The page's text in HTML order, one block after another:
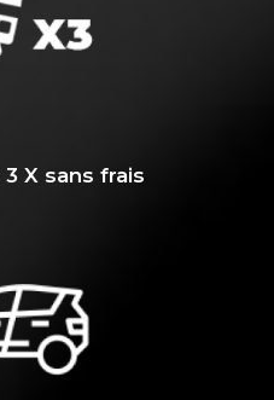
X sans frais